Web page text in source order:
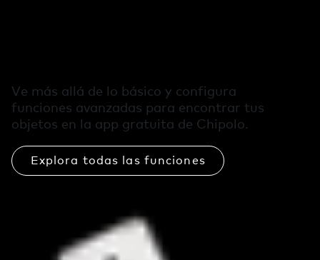
Ve más allá de lo básico y configura
funciones avanzadas para encontrar tus
objetos en la app gratuita de Chipolo.
Explora todas las funciones